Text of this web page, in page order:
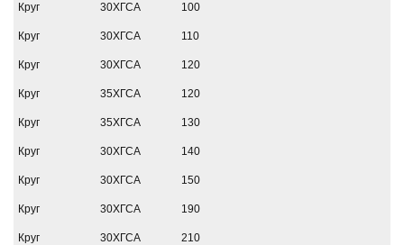
Круг 30ХГСА 100
Круг 30ХГСА 110
Круг 30ХГСА 120
Круг 35ХГСА 120
Круг 35ХГСА 130
Круг 30ХГСА 140
Круг 30ХГСА 150
Круг 30ХГСА 190
Круг 30ХГСА 210